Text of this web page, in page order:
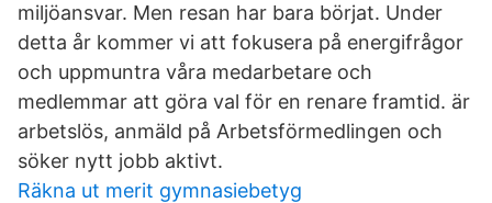
miljöansvar. Men resan har bara börjat. Under
detta år kommer vi att fokusera på energifrågor
och uppmuntra våra medarbetare och
medlemmar att göra val för en renare framtid. är
arbetslös, anmäld på Arbetsförmedlingen och
söker nytt jobb aktivt.
Räkna ut merit gymnasiebetyg